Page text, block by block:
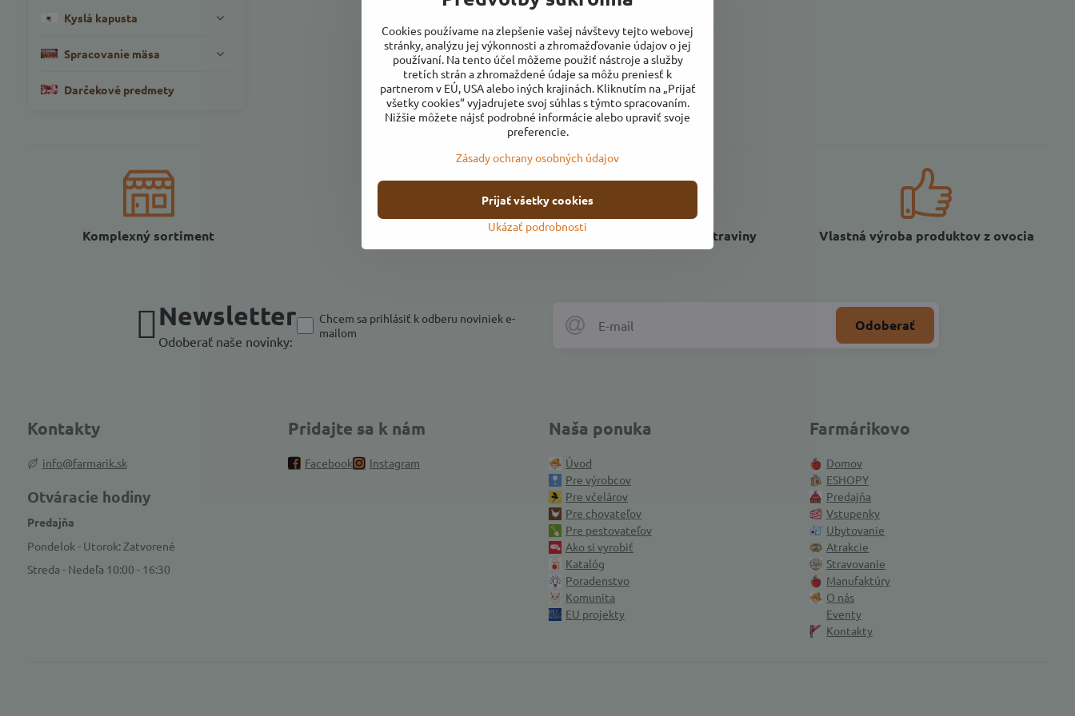
Kyslá kapusta
Spracovanie mäsa
Darčekové predmety
Komplexný sortiment Kvalitné farmárske potraviny Vlastná výroba produktov z ovocia
Newsletter
Odoberať naše novinky:
Odoberať
Chcem sa prihlásiť k odberu noviniek e-
mailom
Kontakty
info@farmarik.sk
Otváracie hodiny
Predajňa
Pondelok - Utorok: Zatvorené
Streda - Nedeľa 10:00 - 16:30
Pridajte sa k nám
Facebook Instagram
Naša ponuka
Úvod
Pre výrobcov
Pre včelárov
Pre chovateľov
Pre pestovateľov
Ako si vyrobiť
Katalóg
Poradenstvo
Komunita
EU projekty
Farmárikovo
Domov
ESHOPY
Predajňa
Vstupenky
Ubytovanie
Atrakcie
Stravovanie
Manufaktúry
O nás
Eventy
Kontakty
Cookies používame na zlepšenie vašej návštevy tejto webovej
stránky, analýzu jej výkonnosti a zhromažďovanie údajov o jej
používaní. Na tento účel môžeme použiť nástroje a služby
tretích strán a zhromaždené údaje sa môžu preniesť k
partnerom v EÚ, USA alebo iných krajinách. Kliknutím na „Prijať
všetky cookies“ vyjadrujete svoj súhlas s týmto spracovaním.
Nižšie môžete nájsť podrobné informácie alebo upraviť svoje
preferencie.
Zásady ochrany osobných údajov
Ukázať podrobnosti
Prijať všetky cookies